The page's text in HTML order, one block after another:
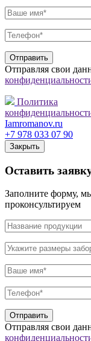
Отправляя свои
Политика
Iamromanov.ru
+7 978 033 07 90
Закрыть
Оставить
Заполните форму,
проконсультируем
Отправляя свои